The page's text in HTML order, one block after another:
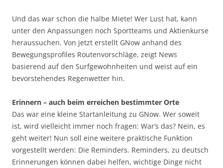
Und das war schon die halbe Miete! Wer Lust hat, kann
unter den Anpassungen noch Sportteams und Aktienkurse
heraussuchen. Von jetzt erstellt GNow anhand des
Bewegungsprofiles Routenvorschläge, zeigt News
basierend auf den Surfgewohnheiten und weist auf ein
bevorstehendes Regenwetter hin.
Erinnern – auch beim erreichen bestimmter Orte
Das war eine kleine Startanleitung zu GNow. Wer soweit
ist, wird vielleicht immer noch fragen: War’s das? Nein, es
geht weiter! Nun soll eine weitere praktische Funktion
vorgestellt werden: Die Reminders. Reminders, zu deutsch
Erinnerungen können dabei helfen, wichtige Dinge nicht